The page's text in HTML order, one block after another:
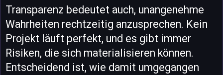
Transparenz bedeutet auch, unangenehme
Wahrheiten rechtzeitig anzusprechen. Kein
Projekt läuft perfekt, und es gibt immer
Risiken, die sich materialisieren können.
Entscheidend ist, wie damit umgegangen